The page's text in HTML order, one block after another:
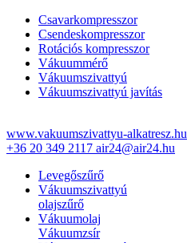
Csavarkompresszor
Csendeskompresszor
Rotációs kompresszor
Vákuummérő
Vákuumszivattyú
Vákuumszivattyú javítás
www.vakuumszivattyu-alkatresz.hu
+36 20 349 2117 air24@air24.hu
Levegőszűrő
Vákuumszivattyú
olajszűrő
Vákuumolaj
Vákuumzsír